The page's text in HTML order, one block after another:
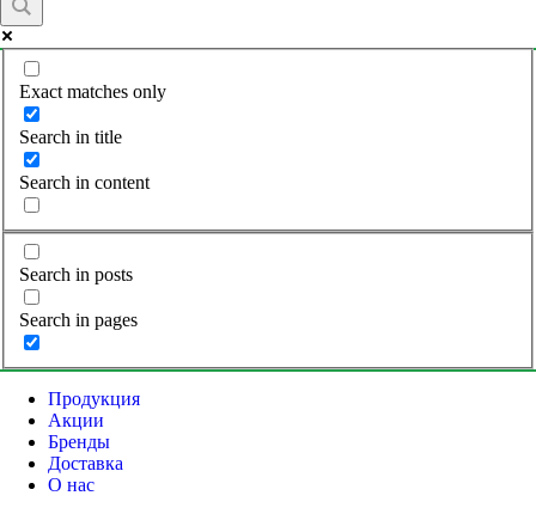
Exact matches only
Search in title
Search in content
Search in posts
Search in pages
Продукция
Акции
Бренды
Доставка
О нас